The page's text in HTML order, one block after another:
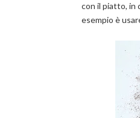
con il piatto, in
esempio è